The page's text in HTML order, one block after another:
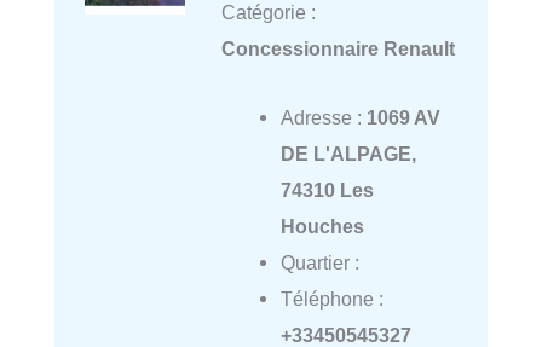
Catégorie :
Concessionnaire Renault
Adresse : 1069 AV
DE L'ALPAGE,
74310 Les
Houches
Quartier :
Téléphone :
+33450545327